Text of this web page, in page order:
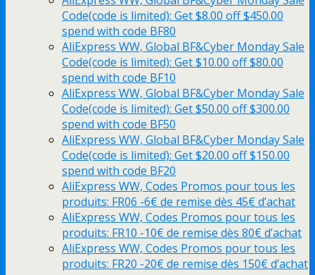
Code(code is limited): Get $8.00 off $450.00
spend with code BF80
AliExpress WW, Global BF&Cyber Monday Sale
Code(code is limited): Get $10.00 off $80.00
spend with code BF10
AliExpress WW, Global BF&Cyber Monday Sale
Code(code is limited): Get $50.00 off $300.00
spend with code BF50
AliExpress WW, Global BF&Cyber Monday Sale
Code(code is limited): Get $20.00 off $150.00
spend with code BF20
AliExpress WW, Codes Promos pour tous les
produits: FR06 -6€ de remise dès 45€ d’achat
AliExpress WW, Codes Promos pour tous les
produits: FR10 -10€ de remise dès 80€ d’achat
AliExpress WW, Codes Promos pour tous les
produits: FR20 -20€ de remise dès 150€ d’achat